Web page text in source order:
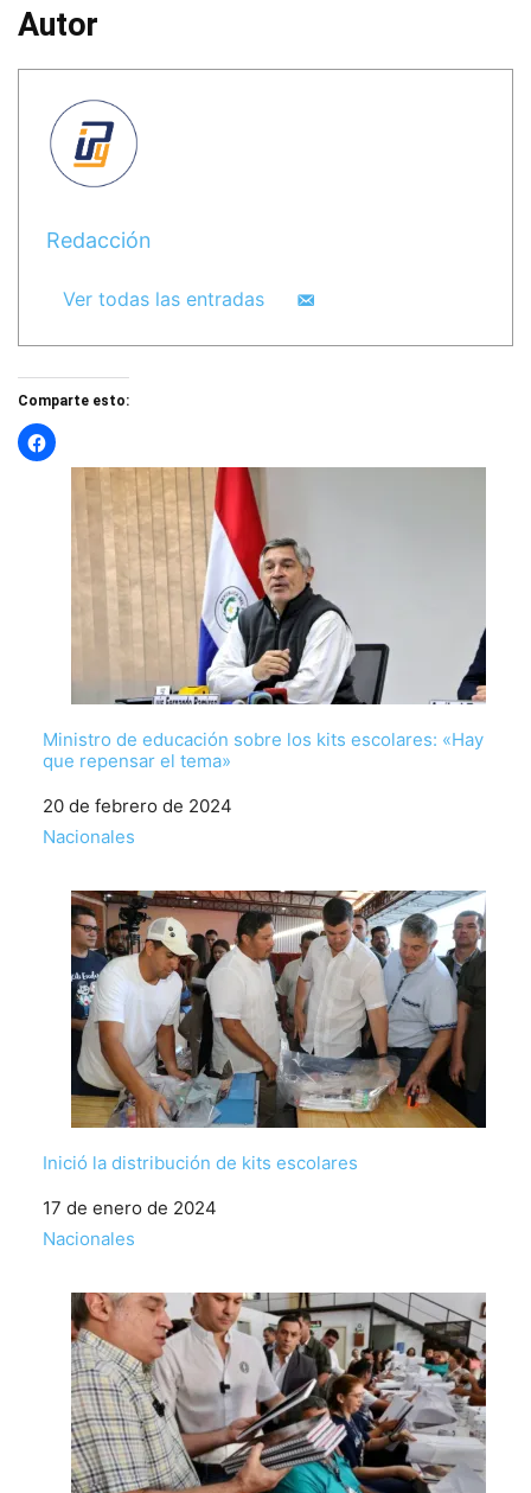
Autor
Redacción
Ver todas las entradas
Comparte esto:
Ministro de educación sobre los kits escolares: «Hay
que repensar el tema»
Fecha
20 de febrero de 2024
Respecto a
Nacionales
Inició la distribución de kits escolares
Fecha
17 de enero de 2024
Respecto a
Nacionales